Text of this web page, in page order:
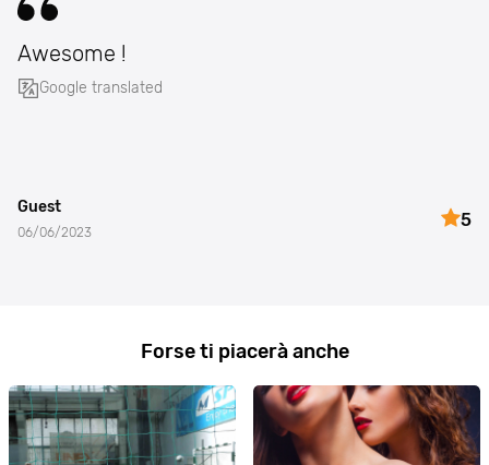
Awesome !
Google translated
Guest
06/06/2023
5
Forse ti piacerà anche